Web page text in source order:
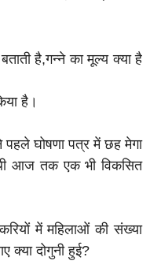
है,गन्ने का मूल्य क्या है
है।
घोषणा पत्र में छह मेगा
आज तक एक भी विकसित
में महिलाओं की संख्या
क्या दोगुनी हुई?